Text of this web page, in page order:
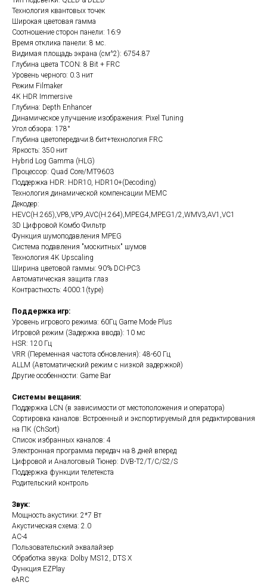
Технология квантовых точек
Широкая цветовая гамма
Соотношение сторон панели: 16:9
Время отклика панели: 8 мс.
Видимая площадь экрана (см^2): 6754.87
Глубина цвета TCON: 8 Bit + FRC
Уровень черного: 0.3 нит
Режим Filmaker
4K HDR Immersive
Глубина: Depth Enhancer
Динамическое улучшение изображения: Pixel Tuning
Угол обзора: 178°
Глубина цветопередачи:8 бит+технология FRC
Яркость: 350 нит
Hybrid Log Gamma (HLG)
Процессор: Quad Core/MT9603
Поддержка HDR: HDR10, HDR10+(Decoding)
Технология динамической компенсации MEMC
Декодер:
HEVC(H.265),VP8,VP9,AVC(H.264),MPEG4,MPEG1/2,WMV3,AV1,VC1
3D Цифровой Комбо Фильтр
Функция шумоподавления MPEG
Система подавления "москитных" шумов
Технология 4K Upscaling
Ширина цветовой гаммы: 90% DCI-PC3
Автоматическая защита глаз
Контрастность: 4000:1(type)
Поддержка игр:
Уровень игрового режима: 60Гц Game Mode Plus
Игровой режим (Задержка ввода): 10 мс
HSR: 120 Гц
VRR (Переменная частота обновления): 48-60 Гц
ALLM (Автоматический режим с низкой задержкой)
Другие особенности: Game Bar
Системы вещания:
Поддержка LCN (в зависимости от местоположения и оператора)
Сортировка каналов: Встроенный и экспортируемый для редактирования
на ПК (ChSort)
Список избранных каналов: 4
Электронная программа передач на 8 дней вперед
Цифровой и Аналоговый Тюнер: DVB-T2/T/C/S2/S
Поддержка функции телетекста
Родительский контроль
Звук:
Мощность акустики: 2*7 Вт
Акустическая схема: 2.0
AC-4
Пользовательский эквалайзер
Обработка звука: Dolby MS12, DTS X
Функция EZPlay
eARC